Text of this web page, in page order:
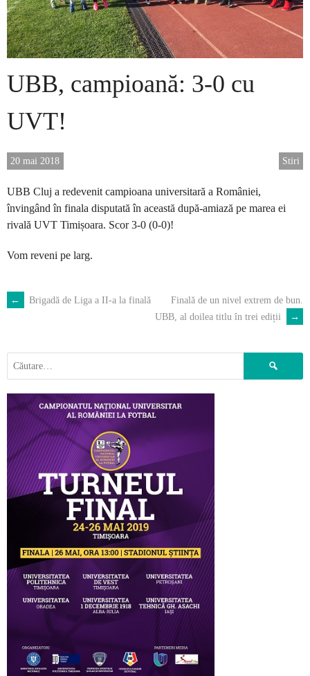
UBB, campioană: 3-0 cu
UVT!
Stiri
20 mai 2018
UBB Cluj a redevenit campioana universitară a României,
învingând în finala disputată în această după-amiază pe marea ei
rivală UVT Timișoara. Scor 3-0 (0-0)!
Vom reveni pe larg.
POST
NAVIGATION
← Brigadă de Liga a II-a la finală
Finală de un nivel extrem de bun.
UBB, al doilea titlu în trei ediții
→